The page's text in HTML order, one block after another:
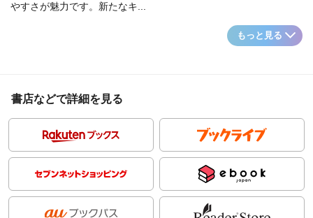
やすさが魅力です。新たなキ...
もっと見る
書店などで詳細を見る